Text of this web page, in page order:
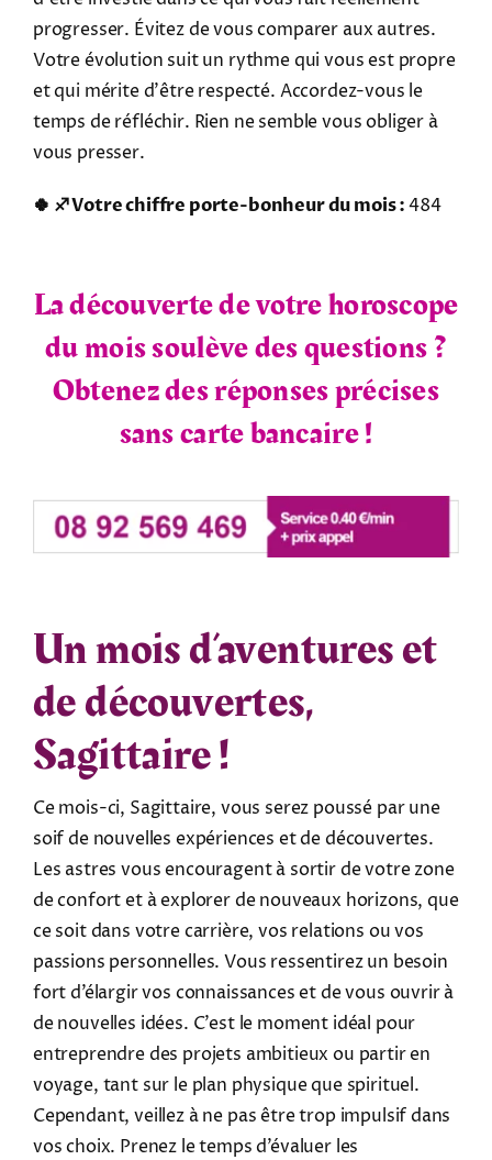
progresser. Évitez de vous comparer aux autres.
Votre évolution suit un rythme qui vous est propre
et qui mérite d'être respecté. Accordez-vous le
temps de réfléchir. Rien ne semble vous obliger à
vous presser.
🍀 ♐ Votre chiffre porte-bonheur du mois :484
La découverte de votre horoscope
du mois soulève des questions ?
Obtenez des réponses précises
sans carte bancaire !
Un mois d’aventures et
de découvertes,
Sagittaire !
Ce mois-ci, Sagittaire, vous serez poussé par une
soif de nouvelles expériences et de découvertes.
Les astres vous encouragent à sortir de votre zone
de confort et à explorer de nouveaux horizons, que
ce soit dans votre carrière, vos relations ou vos
passions personnelles. Vous ressentirez un besoin
fort d’élargir vos connaissances et de vous ouvrir à
de nouvelles idées. C’est le moment idéal pour
entreprendre des projets ambitieux ou partir en
voyage, tant sur le plan physique que spirituel.
Cependant, veillez à ne pas être trop impulsif dans
vos choix. Prenez le temps d’évaluer les